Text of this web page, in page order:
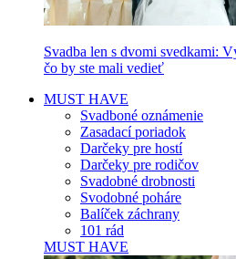
Svadba len s dvomi svedkami:
čo by ste mali vedieť
MUST HAVE
Svadboné oznámenie
Zasadací poriadok
Darčeky pre hostí
Darčeky pre rodičov
Svadobné drobnosti
Svodobné poháre
Balíček záchrany
101 rád
MUST HAVE